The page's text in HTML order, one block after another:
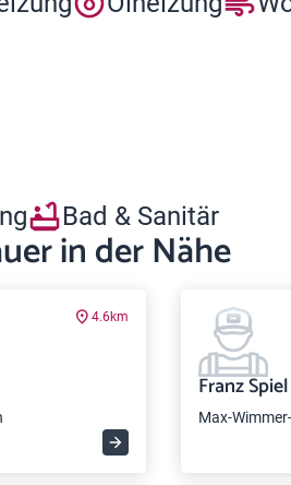
Bad & Sanitär
in der Nähe
4.6km
Franz Spiel
Max-